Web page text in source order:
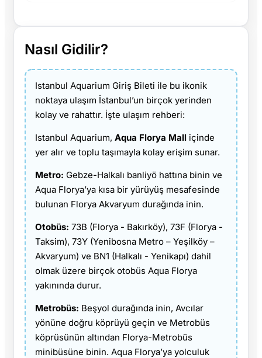
Nasıl Gidilir?
Istanbul Aquarium Giriş Bileti ile bu ikonik
noktaya ulaşım İstanbul’un birçok yerinden
kolay ve rahattır. İşte ulaşım rehberi:
Istanbul Aquarium, Aqua Florya Mall içinde
yer alır ve toplu taşımayla kolay erişim sunar.
Metro: Gebze-Halkalı banliyö hattına binin ve
Aqua Florya’ya kısa bir yürüyüş mesafesinde
bulunan Florya Akvaryum durağında inin.
Otobüs: 73B (Florya - Bakırköy), 73F (Florya -
Taksim), 73Y (Yenibosna Metro – Yeşilköy –
Akvaryum) ve BN1 (Halkalı - Yenikapı) dahil
olmak üzere birçok otobüs Aqua Florya
yakınında durur.
Metrobüs: Beşyol durağında inin, Avcılar
yönüne doğru köprüyü geçin ve Metrobüs
köprüsünün altından Florya-Metrobüs
minibüsüne binin. Aqua Florya’ya yolculuk